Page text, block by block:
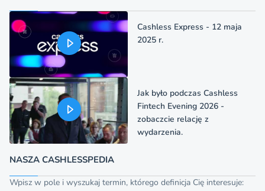
Cashless Express - 12 maja
2025 r.
Jak było podczas Cashless
Fintech Evening 2026 -
zobaczcie relację z
wydarzenia.
NASZA CASHLESSPEDIA
Wpisz w pole i wyszukaj termin, którego definicja Cię interesuje: